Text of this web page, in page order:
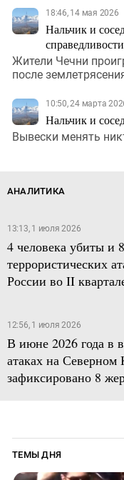
18:46, 14 мая 2026
Нальчик и
справедливости
Жители Чечни
после
10:50, 24 марта
Нальчик и
Вывески менять
АНАЛИТИКА
13:13, 1 июля 2026
4 человека убиты и
террористических
России во II
12:56, 1 июля 2026
В июне 2026 года в
атаках на Северном
зафиксировано 8
ТЕМЫ ДНЯ